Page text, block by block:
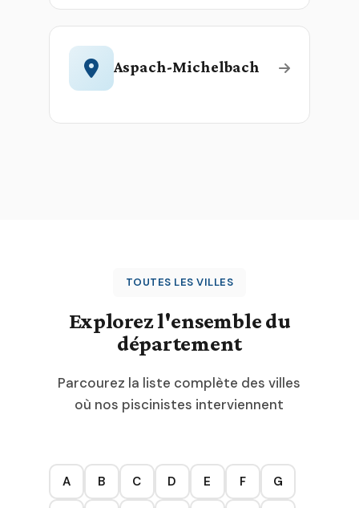
Aspach-Michelbach
TOUTES LES VILLES
Explorez l'ensemble du
département
Parcourez la liste complète des villes
où nos piscinistes interviennent
A B C D E F G